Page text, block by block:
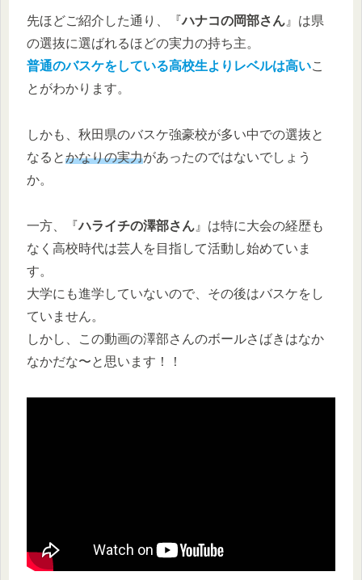
先ほどご紹介した通り、『ハナコの岡部さん 』は県
の選抜に選ばれるほどの実力の持ち主。
普通のバスケをしている高校生よりレベルは高いこ
とがわかります。
しかも、秋田県のバスケ強豪校が多い中での選抜と
なるとかなりの実力があったのではないでしょう
か。
一方、『ハライチの澤部さん 』は特に大会の経歴も
なく高校時代は芸人を目指して活動し始めていま
す。
大学にも進学していないので、その後はバスケをし
ていません。
しかし、この動画の澤部さんのボールさばきはなか
なかだな〜と思います！！